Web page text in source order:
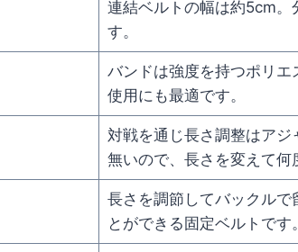
連結ベルトの幅は約5cm。
す。
バンドは強度を持つポリ
使用にも最適です。
対戦を通じ長さ調整はア
無いので、長さを変えて何
長さを調節してバックルで
とができる固定ベルトです。